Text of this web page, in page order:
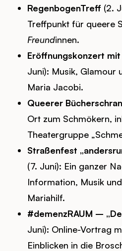
RegenbogenTreff (2.
Treffpunkt für queere
Freundinnen.
Eröffnungskonzert
Juni): Musik, Glamour
Maria Jacobi.
Queerer
Ort zum Schmökern,
Theatergruppe
Straßenfest
(7. Juni): Ein ganzer
Information, Musik
Mariahilf.
#demenzRAUM –
Juni): Online-Vortrag
Einblicken in die